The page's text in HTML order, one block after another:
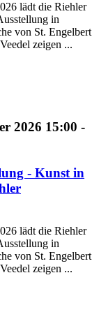
lädt die Riehler
in
von St. Engelbert
zeigen ...
2026 15:00 -
- Kunst in
lädt die Riehler
in
von St. Engelbert
zeigen ...